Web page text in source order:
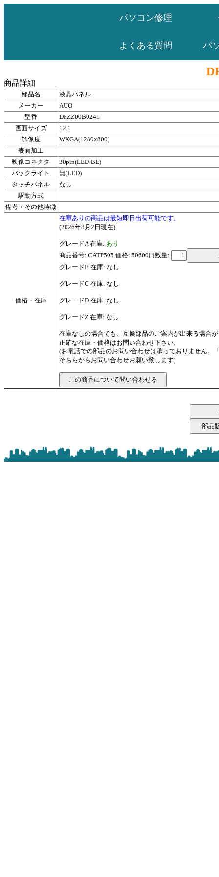
パソコン修理
よくある質問 パ
商品詳細
部品名
液晶パネル
メーカー
AUO
型番
DFZZ00B0241
画面サイズ
12.1
解像度
WXGA(1280x800)
表面加工
映像コネクタ
30pin(LED-BL)
バックライト
無(LED)
タッチパネル
なし
駆動方式
備考・その他特徴
価格・在庫
在庫ありの商品は最短即日出荷可能です。
(2026年8月2日現在)
グレードA 在庫: あり
商品番号: CATP505 価格: 50600円数量:
グレードB 在庫: なし
グレードC 在庫: なし
グレードD 在庫: なし
グレードZ 在庫: なし
在庫なしの場合でも、互換部品のご案内が出来る場合
正確な在庫・価格はお問い合わせ下さい。
(お電話での部品のお問い合わせは承っておりません。
そちらからお問い合わせお願い致します)